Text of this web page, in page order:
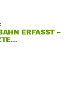
ERFASST –